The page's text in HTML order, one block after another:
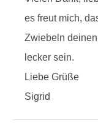
es freut mich,
Zwiebeln
lecker sein.
Liebe Grüße
Sigrid